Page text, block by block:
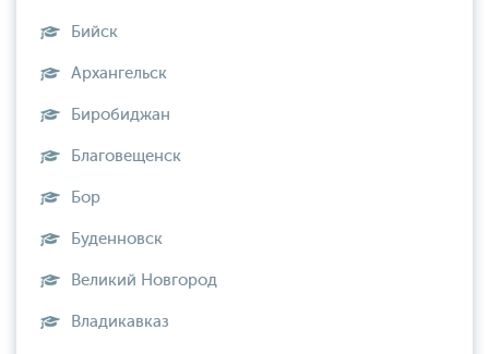
Бийск
Архангельск
Биробиджан
Благовещенск
Бор
Буденновск
Великий Новгород
Владикавказ